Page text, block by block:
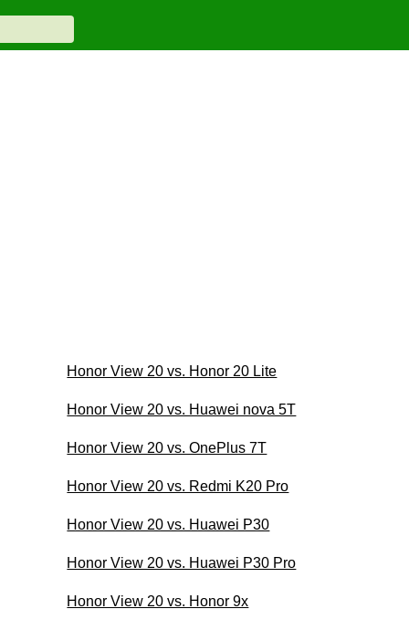
Honor View 20 vs. Honor 20 Lite
Honor View 20 vs. Huawei nova 5T
Honor View 20 vs. OnePlus 7T
Honor View 20 vs. Redmi K20 Pro
Honor View 20 vs. Huawei P30
Honor View 20 vs. Huawei P30 Pro
Honor View 20 vs. Honor 9x